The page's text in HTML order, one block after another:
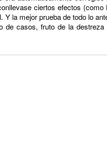
ciertos efectos
la mejor prueba de todo lo
casos, fruto de la